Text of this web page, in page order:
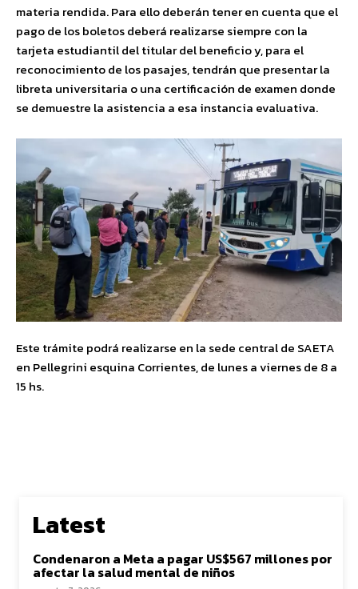
materia rendida. Para ello deberán tener en cuenta que el
pago de los boletos deberá realizarse siempre con la
tarjeta estudiantil del titular del beneficio y, para el
reconocimiento de los pasajes, tendrán que presentar la
libreta universitaria o una certificación de examen donde
se demuestre la asistencia a esa instancia evaluativa.
Este trámite podrá realizarse en la sede central de SAETA
en Pellegrini esquina Corrientes, de lunes a viernes de 8 a
15 hs.
Latest
Condenaron a Meta a pagar US$567 millones por
afectar la salud mental de niños